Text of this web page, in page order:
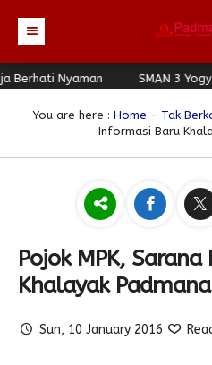
Beranda
Profil
Struktur Organisasi
Seragam
Pengumuman
Guru & Karyawan
Padmanaba Smart Service
Karya Siswa
Foto
Download
Bulletin
Nyaman SMAN 3
You are here : Home - Tak
Informasi Baru
Pojok MPK,
Khalayak
Sun, 10 January 2016